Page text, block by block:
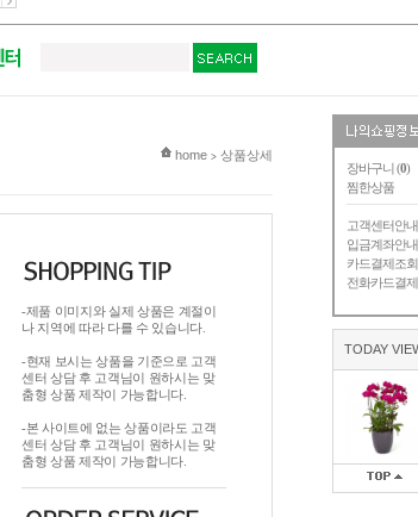
장바구니 (0)
찜한상품
고객센터안내
입금계좌안내
카드결제조회
전화카드결제
TODAY
현재 위치
home > 상품상세
-제품 이미지와 실제 상품은 계절이
나 지역에 따라 다를 수 있습니다.
-현재 보시는 상품을 기준으로 고객
센터 상담 후 고객님이 원하시는 맞
춤형 상품 제작이 가능합니다.
-본 사이트에 없는 상품이라도 고객
센터 상담 후 고객님이 원하시는 맞
춤형 상품 제작이 가능합니다.